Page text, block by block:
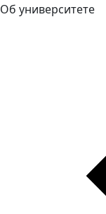
Об университете